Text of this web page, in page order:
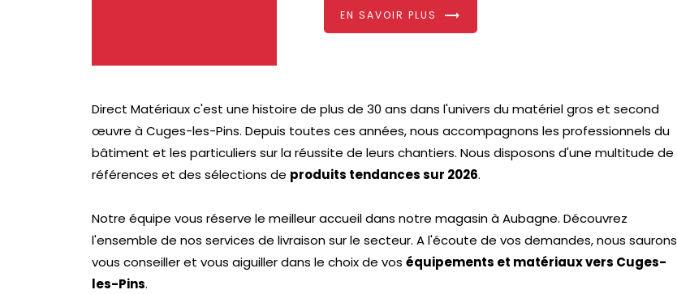
EN SAVOIR PLUS
Direct Matériaux c'est une histoire de plus de 30 ans dans l'univers du matériel gros et second
œuvre à Cuges-les-Pins. Depuis toutes ces années, nous accompagnons les professionnels du
bâtiment et les particuliers sur la réussite de leurs chantiers. Nous disposons d'une multitude de
références et des sélections de produits tendances sur 2026.
Notre équipe vous réserve le meilleur accueil dans notre magasin à Aubagne. Découvrez
l'ensemble de nos services de livraison sur le secteur. A l'écoute de vos demandes, nous saurons
vous conseiller et vous aiguiller dans le choix de vos équipements et matériaux vers Cuges-
les-Pins.